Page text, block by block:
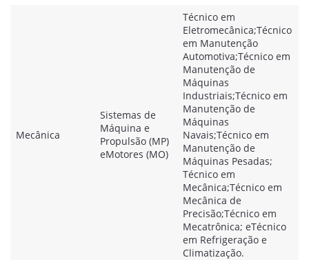
Mecânica
Sistemas de
Máquina e
Propulsão (MP)
eMotores (MO)
Técnico em
Eletromecânica;Técnico
em Manutenção
Automotiva;Técnico em
Manutenção de
Máquinas
Industriais;Técnico em
Manutenção de
Máquinas
Navais;Técnico em
Manutenção de
Máquinas Pesadas;
Técnico em
Mecânica;Técnico em
Mecânica de
Precisão;Técnico em
Mecatrônica; eTécnico
em Refrigeração e
Climatização.